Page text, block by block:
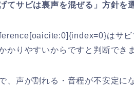
てサビは裏声を混ぜる」方針を
はサビ
かりやすいからですと判断でき
、声が割れる・音程が不安定に